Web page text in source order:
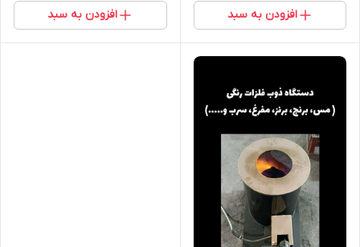
افزودن به سبد افزودن به سبد